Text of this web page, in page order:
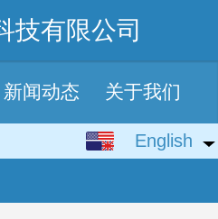
技有限公司
新闻动态 关于我们
English
English